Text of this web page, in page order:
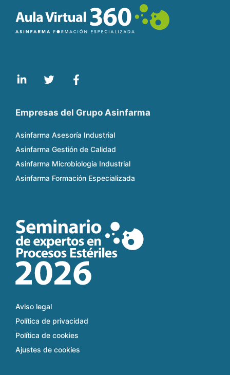
Empresas del Grupo Asinfarma
Asinfarma Asesoría Industrial
Asinfarma Gestión de Calidad
Asinfarma Microbiología Industrial
Asinfarma Formación Especializada
Aviso legal
Política de privacidad
Política de cookies
Ajustes de cookies